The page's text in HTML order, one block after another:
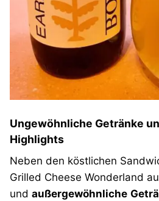
Ungewöhnliche Getränke
Highlights
Neben den köstlichen
Grilled Cheese Wonderland
und außergewöhnliche